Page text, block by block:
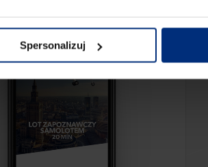
Spersonalizuj